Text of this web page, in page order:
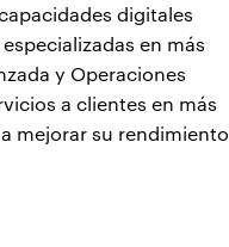
digitales
en más
y Operaciones
a clientes en más
mejorar su rendimiento